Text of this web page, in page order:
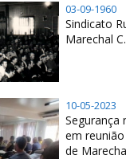
03-09-1960
Sindicato
Marechal
10-05-2023
Segurança
em
de